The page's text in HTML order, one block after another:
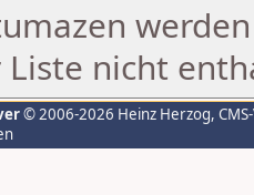
nicht
© 2006-2026 Heinz Herzog,